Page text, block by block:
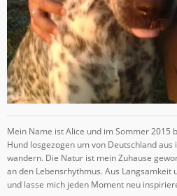
Mein Name ist Alice und im Sommer 2015
Hund losgezogen um von Deutschland aus
wandern. Die Natur ist mein Zuhause
an den Lebensrhythmus. Aus Langsamkeit
und lasse mich jeden Moment neu